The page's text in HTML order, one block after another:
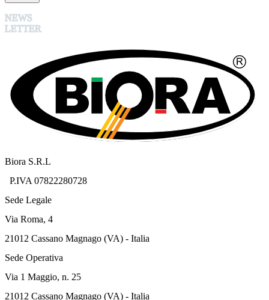
NEWS
LETTER
Biora S.R.L
P.IVA 07822280728
Sede Legale
Via Roma, 4
21012 Cassano Magnago (VA) - Italia
Sede Operativa
Via 1 Maggio, n. 25
21012 Cassano Magnago (VA) - Italia